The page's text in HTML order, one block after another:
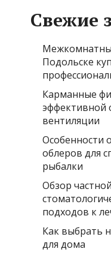
Свежие
Подольске
Карманные
эффективной
вентиляции
Особенности
облеров для
рыбалки
Обзор частной
подходов к
Как выбрать
для дома